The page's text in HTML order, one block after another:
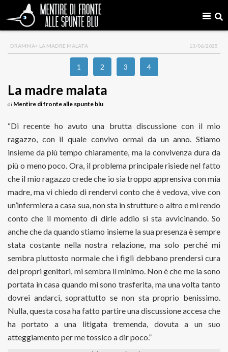
DRAMMA> LA MADRE MALATA 13/06/2025
1 2 3 4
La madre malata
di Mentire di fronte alle spunte blu
“Di recente ho avuto una brutta discussione con il mio
ragazzo, con il quale convivo ormai da un anno. Stiamo
insieme da più tempo chiaramente, ma la convivenza dura da
più o meno poco. Ora, il problema principale risiede nel fatto
che il mio ragazzo crede che io sia troppo apprensiva con mia
madre, ma vi chiedo di rendervi conto che è vedova, vive con
un’infermiera a casa sua, non sta in strutture o altro e mi rendo
conto che il momento di dirle addio si sta avvicinando. So
anche che da quando stiamo insieme la sua presenza è sempre
stata costante nella nostra relazione, ma solo perché mi
sembra piuttosto normale che i figli debbano prendersi cura
dei propri genitori, mi sembra il minimo. Non è che me la sono
portata in casa quando mi sono trasferita, ma una volta tanto
dovrei andarci, soprattutto se non sta proprio benissimo.
Nulla, questa cosa ha fatto partire una discussione accesa che
ha portato a una litigata tremenda, dovuta a un suo
atteggiamento per me tossico a dir poco.”